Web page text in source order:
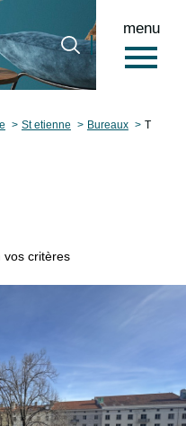
menu
St etienne Bureaux T
vos critères